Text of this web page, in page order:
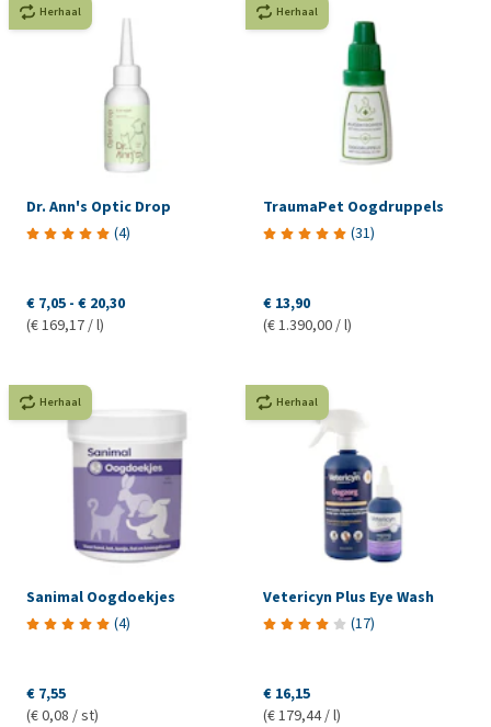
Herhaal
Dr. Ann's Optic Drop
(4)
€ 7,05 - € 20,30
(€ 169,17 / l)
Herhaal
TraumaPet Oogdruppels
(31)
€ 13,90
(€ 1.390,00 / l)
Herhaal
Sanimal Oogdoekjes
(4)
€ 7,55
(€ 0,08 / st)
Herhaal
Vetericyn Plus Eye Wash
(17)
€ 16,15
(€ 179,44 / l)